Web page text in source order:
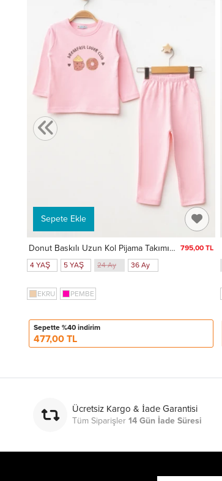
Sepete Ekle
Donut Baskılı Uzun Kol Pijama Takımı 74168 795,00 TL
4 YAŞ
5 YAŞ 24 Ay 36 Ay
EKRU PEMBE
Sepette %40 indirim
477,00 TL
Ücretsiz Kargo & İade Garantisi
Tüm Siparişler14 Gün İade Süresi